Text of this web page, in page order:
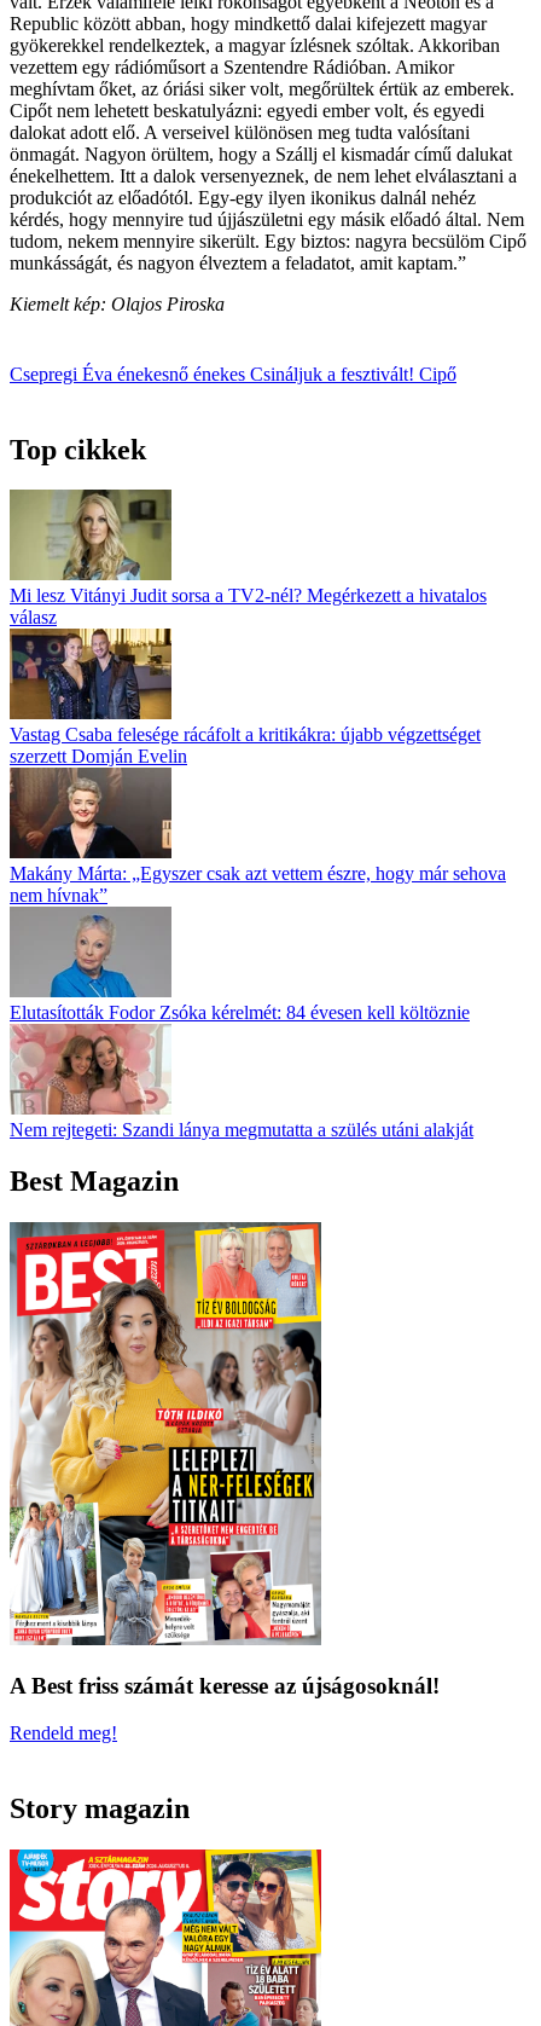
Republic között abban, hogy mindkettő dalai kifejezett magyar
gyökerekkel rendelkeztek, a magyar ízlésnek szóltak. Akkoriban
vezettem egy rádióműsort a Szentendre Rádióban. Amikor
meghívtam őket, az óriási siker volt, megőrültek értük az emberek.
Cipőt nem lehetett beskatulyázni: egyedi ember volt, és egyedi
dalokat adott elő. A verseivel különösen meg tudta valósítani
önmagát. Nagyon örültem, hogy a Szállj el kismadár című dalukat
énekelhettem. Itt a dalok versenyeznek, de nem lehet elválasztani a
produkciót az előadótól. Egy-egy ilyen ikonikus dalnál nehéz
kérdés, hogy mennyire tud újjászületni egy másik előadó által. Nem
tudom, nekem mennyire sikerült. Egy biztos: nagyra becsülöm Cipő
munkásságát, és nagyon élveztem a feladatot, amit kaptam.”
Kiemelt kép: Olajos Piroska
Csepregi Éva énekesnő énekes Csináljuk a fesztivált! Cipő
Top cikkek
Mi lesz Vitányi Judit sorsa a TV2-nél? Megérkezett a hivatalos
válasz
Vastag Csaba felesége rácáfolt a kritikákra: újabb végzettséget
szerzett Domján Evelin
Makány Márta: „Egyszer csak azt vettem észre, hogy már sehova
nem hívnak”
Elutasították Fodor Zsóka kérelmét: 84 évesen kell költöznie
Nem rejtegeti: Szandi lánya megmutatta a szülés utáni alakját
Best Magazin
A Best friss számát keresse az újságosoknál!
Rendeld meg!
Story magazin